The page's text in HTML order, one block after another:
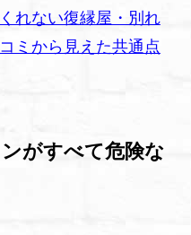
れない復縁屋・別れ
ミから見えた共通点
がすべて危険な